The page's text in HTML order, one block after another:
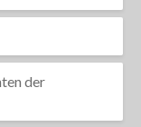
der